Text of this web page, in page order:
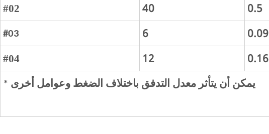
#02 40 0.5
#03 6 0.09
#04 12 0.16
* يمكن أن يتأثر معدل التدفق باختلاف الضغط وعوامل أخرى